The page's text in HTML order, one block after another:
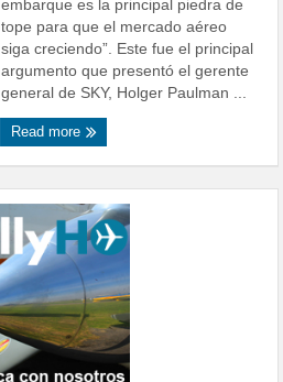
embarque es la principal piedra de
tope para que el mercado aéreo
siga creciendo”. Este fue el principal
argumento que presentó el gerente
general de SKY, Holger Paulman ...
Read more